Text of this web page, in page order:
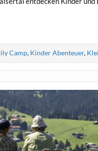
Camp, Kinder Abenteuer,